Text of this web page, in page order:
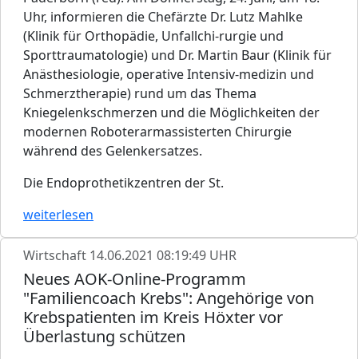
Uhr, informieren die Chefärzte Dr. Lutz Mahlke
(Klinik für Orthopädie, Unfallchi-rurgie und
Sporttraumatologie) und Dr. Martin Baur (Klinik für
Anästhesiologie, operative Intensiv-medizin und
Schmerztherapie) rund um das Thema
Kniegelenkschmerzen und die Möglichkeiten der
modernen Roboterarmassisterten Chirurgie
während des Gelenkersatzes.
Die Endoprothetikzentren der St.
weiterlesen
Wirtschaft 14.06.2021 08:19:49 UHR
Neues AOK-Online-Programm
"Familiencoach Krebs": Angehörige von
Krebspatienten im Kreis Höxter vor
Überlastung schützen